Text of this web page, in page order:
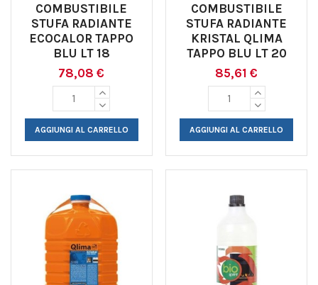
COMBUSTIBILE
STUFA RADIANTE
ECOCALOR TAPPO
BLU LT 18
78,08 €
AGGIUNGI AL CARRELLO
COMBUSTIBILE
STUFA RADIANTE
KRISTAL QLIMA
TAPPO BLU LT 20
85,61 €
AGGIUNGI AL CARRELLO